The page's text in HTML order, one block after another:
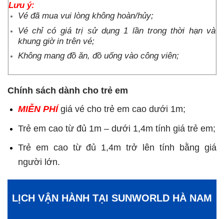
Lưu ý:
Vé đã mua vui lòng không hoàn/hủy;
Vé chỉ có giá trị sử dụng 1 lần trong thời hạn và
khung giờ in trên vé;
Không mang đồ ăn, đồ uống vào công viên;
Chính sách dành cho trẻ em
MIỄN PHÍgiá vé cho trẻ em cao dưới 1m;
Trẻ em cao từ đủ 1m – dưới 1,4m tính giá trẻ em;
Trẻ em cao từ đủ 1,4m trở lên tính bằng giá
người lớn.
LỊCH VẬN HÀNH TẠI SUNWORLD HÀ NAM